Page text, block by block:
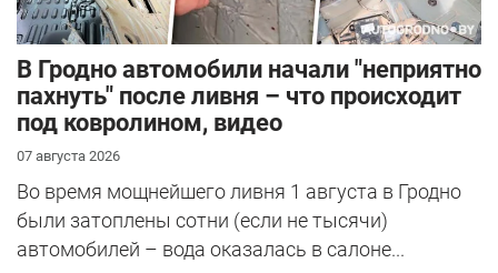
В Гродно автомобили начали "неприятно
пахнуть" после ливня – что происходит
под ковролином, видео
07 августа 2026
Во время мощнейшего ливня 1 августа в Гродно
были затоплены сотни (если не тысячи)
автомобилей – вода оказалась в салоне...